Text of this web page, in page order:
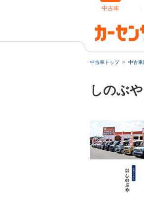
中古車
中古車トップ 中古車
しのぶ